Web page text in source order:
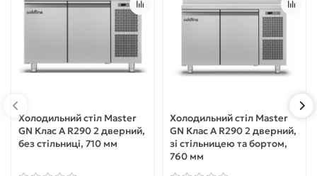
Холодильний стіл Master
GN Клас A R290 2 дверний,
без стільниці, 710 мм
Холодильний стіл Master
GN Клас A R290 2 дверний,
зі стільницею та бортом,
760 мм